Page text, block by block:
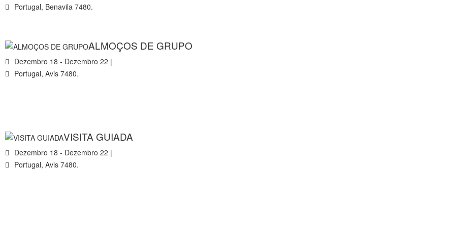
Portugal, Benavila 7480.
ALMOÇOS DE GRUPO
Dezembro 18 - Dezembro 22 |
Portugal, Avis 7480.
VISITA GUIADA
Dezembro 18 - Dezembro 22 |
Portugal, Avis 7480.